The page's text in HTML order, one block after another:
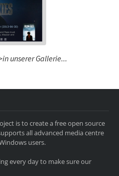
unserer Gallerie...
is to create a free open source
all advanced media centre
users.
every day to make sure our